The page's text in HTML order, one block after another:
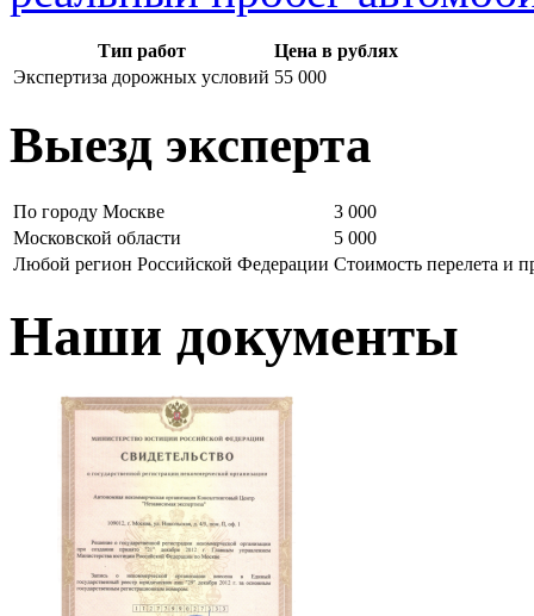
Тип работ
Цена в рублях
Экспертиза дорожных условий 55 000
Выезд эксперта
По городу Москве
3 000
Московской области
5 000
Любой регион Российской Федерации Стоимость перелета и
Наши документы